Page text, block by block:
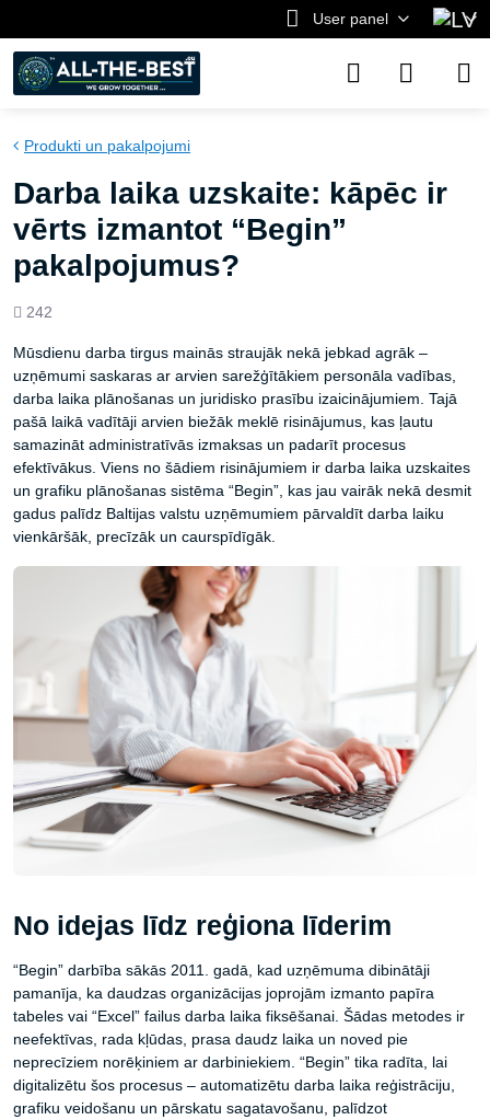
User panel
Produkti un pakalpojumi
Darba laika uzskaite: kāpēc ir
vērts izmantot “Begin”
pakalpojumus?
Views
242
Mūsdienu darba tirgus mainās straujāk nekā jebkad agrāk –
uzņēmumi saskaras ar arvien sarežģītākiem personāla vadības,
darba laika plānošanas un juridisko prasību izaicinājumiem. Tajā
pašā laikā vadītāji arvien biežāk meklē risinājumus, kas ļautu
samazināt administratīvās izmaksas un padarīt procesus
efektīvākus. Viens no šādiem risinājumiem ir darba laika uzskaites
un grafiku plānošanas sistēma “Begin”, kas jau vairāk nekā desmit
gadus palīdz Baltijas valstu uzņēmumiem pārvaldīt darba laiku
vienkāršāk, precīzāk un caurspīdīgāk.
No idejas līdz reģiona līderim
“Begin” darbība sākās 2011. gadā, kad uzņēmuma dibinātāji
pamanīja, ka daudzas organizācijas joprojām izmanto papīra
tabeles vai “Excel” failus darba laika fiksēšanai. Šādas metodes ir
neefektīvas, rada kļūdas, prasa daudz laika un noved pie
neprecīziem norēķiniem ar darbiniekiem. “Begin” tika radīta, lai
digitalizētu šos procesus – automatizētu darba laika reģistrāciju,
grafiku veidošanu un pārskatu sagatavošanu, palīdzot